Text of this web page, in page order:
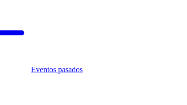
Eventos pasados